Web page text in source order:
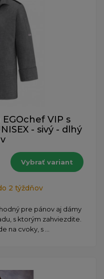
VIP s
- sivý - dlhý
Vybrať variant
2 týždňov
pre pánov aj dámy
s ktorým zahviezdite.
na cvoky, s ...